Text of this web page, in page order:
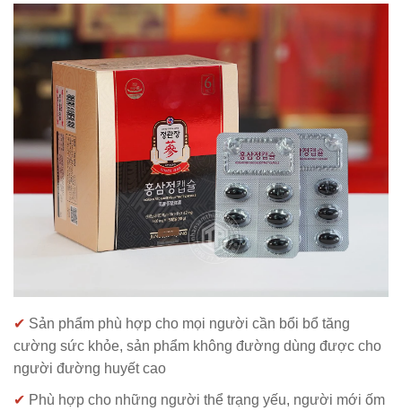
✔ Sản phẩm phù hợp cho mọi người cần bổi bổ tăng
cường sức khỏe, sản phẩm không đường dùng được cho
người đường huyết cao
✔ Phù hợp cho những người thể trạng yếu, người mới ốm